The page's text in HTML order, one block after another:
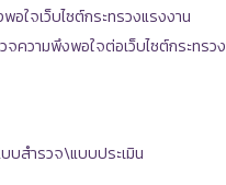
ใจเว็บไซต์กระทรวงแรงงาน
จความพึงพอใจต่อเว็บไซต์กระทรวง
บสำรวจ\แบบประเมิน